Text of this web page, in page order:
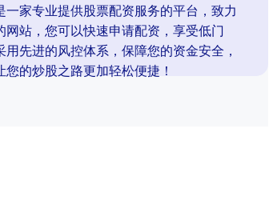
家专业提供股票配资服务的平台，致力
站，您可以快速申请配资，享受低门
先进的风控体系，保障您的资金安全，
的炒股之路更加轻松便捷！